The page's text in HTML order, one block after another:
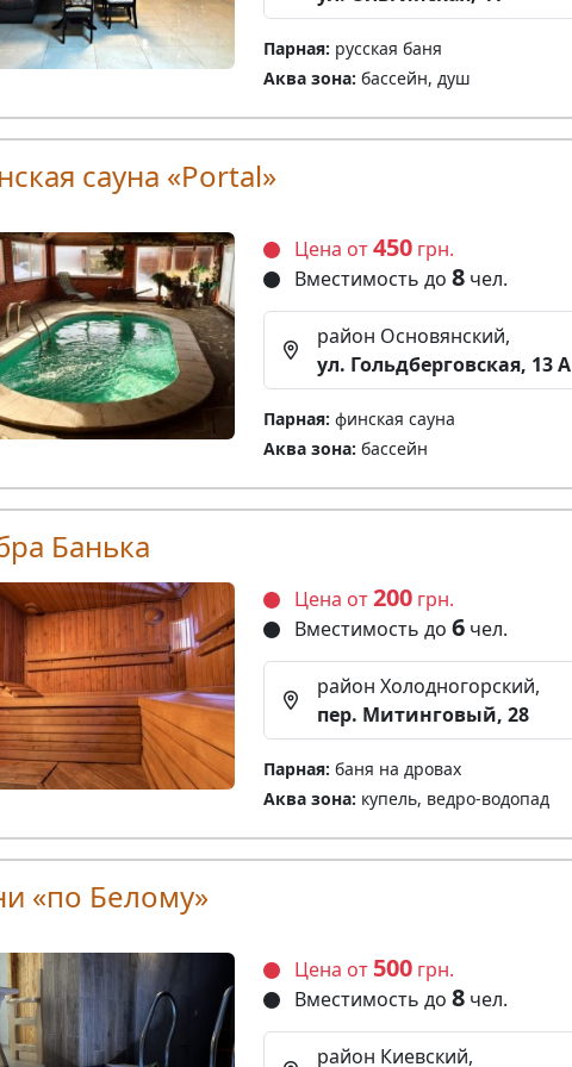
Парная: русская баня
Аква зона: бассейн, душ
сауна «Portal»
Цена от450грн.
Вместимость до 8чел.
район Основянский,
ул. Гольдберговская, 13 А
Парная: финская сауна
Аква зона: бассейн
Банька
Цена от200грн.
Вместимость до 6чел.
район Холодногорский,
пер. Митинговый, 28
Парная: баня на дровах
Аква зона: купель, ведро-водопад
«по Белому»
Цена от 500грн.
Вместимость до 8чел.
район Киевский,